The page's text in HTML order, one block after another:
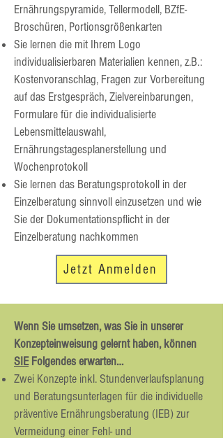
Ernährungspyramide, Tellermodell, BZfE-
Broschüren, Portionsgrößenkarten
Sie lernen die mit Ihrem Logo
individualisierbaren Materialien kennen, z.B.:
Kostenvoranschlag, Fragen zur Vorbereitung
auf das Erstgespräch, Zielvereinbarungen,
Formulare für die individualisierte
Lebensmittelauswahl,
Ernährungstagesplanerstellung und
Wochenprotokoll
Sie lernen das Beratungsprotokoll in der
Einzelberatung sinnvoll einzusetzen und wie
Sie der Dokumentationspflicht in der
Einzelberatung nachkommen
Jetzt Anmelden
Wenn Sie umsetzen, was Sie in unserer
Konzepteinweisung gelernt haben, können
SIEFolgendes erwarten…
Zwei Konzepte inkl. Stundenverlaufsplanung
und Beratungsunterlagen für die individuelle
präventive Ernährungsberatung (IEB) zur
Vermeidung einer Fehl- und